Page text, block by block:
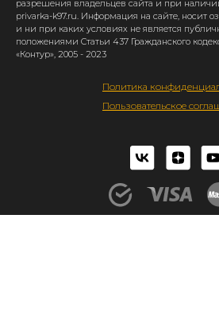
разрешения владельцев сайта и при
privarka-k97.ru. Информация на сайте, носит
и ни при каких условиях не является
положениями Статьи 437 Гражданского
«Контур», 2005 - 2023
Политика
Пользовательское